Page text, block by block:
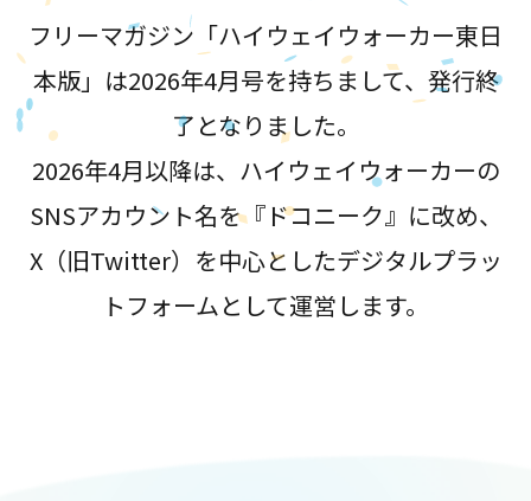
フリーマガジン「ハイウェイウォーカー東日
本版」は2026年4月号を持ちまして、発行終
了となりました。
2026年4月以降は、ハイウェイウォーカーの
SNSアカウント名を『ドコニーク』に改め、
X（旧Twitter）を中心としたデジタルプラッ
トフォームとして運営します。